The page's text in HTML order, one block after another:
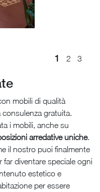
1 2 3
mobili di qualità
gratuita.
i mobili, anche su
arredative uniche.
il nostro puoi finalmente
far diventare speciale ogni
estetico e
per essere